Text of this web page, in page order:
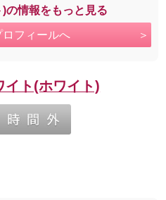
の情報をもっと見る
ロフィールへ
イト(ホワイト)